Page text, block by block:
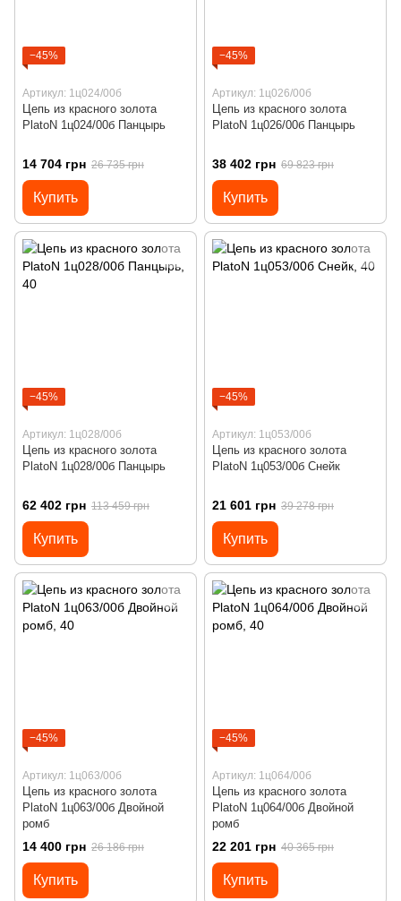
−45%
Артикул: 1ц024/00б
Цепь из красного золота
PlatoN 1ц024/00б Панцырь
14 704 грн 26 735 грн
Купить
−45%
Артикул: 1ц026/00б
Цепь из красного золота
PlatoN 1ц026/00б Панцырь
38 402 грн 69 823 грн
Купить
−45%
Артикул: 1ц028/00б
Цепь из красного золота
PlatoN 1ц028/00б Панцырь
62 402 грн 113 459 грн
Купить
−45%
Артикул: 1ц053/00б
Цепь из красного золота
PlatoN 1ц053/00б Снейк
21 601 грн 39 278 грн
Купить
−45%
Артикул: 1ц063/00б
Цепь из красного золота
PlatoN 1ц063/00б Двойной
ромб
14 400 грн 26 186 грн
Купить
−45%
Артикул: 1ц064/00б
Цепь из красного золота
PlatoN 1ц064/00б Двойной
ромб
22 201 грн 40 365 грн
Купить